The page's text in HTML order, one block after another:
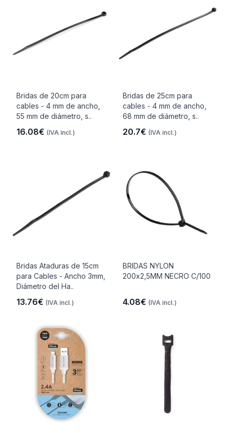
Bridas de 20cm para
cables - 4 mm de ancho,
55 mm de diámetro, s..
16.08€ (IVA incl.)
Bridas de 25cm para
cables - 4 mm de ancho,
68 mm de diámetro, s..
20.7€ (IVA incl.)
Bridas Ataduras de 15cm
para Cables - Ancho 3mm,
Diámetro del Ha..
13.76€ (IVA incl.)
BRIDAS NYLON
200x2,5MM NECRO C/100
4.08€ (IVA incl.)